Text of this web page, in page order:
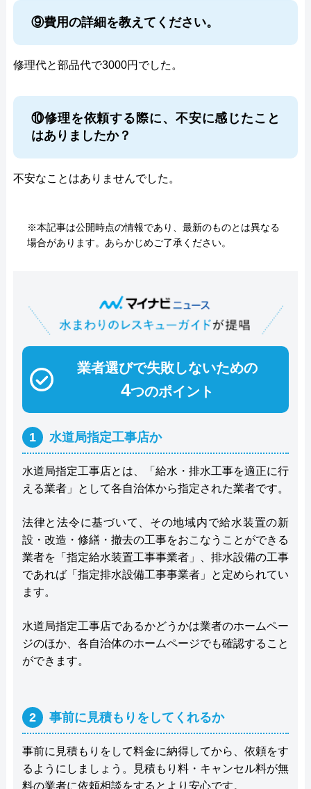
⑨費用の詳細を教えてください。
修理代と部品代で3000円でした。
⑩修理を依頼する際に、不安に感じたこと
はありましたか？
不安なことはありませんでした。
※本記事は公開時点の情報であり、最新のものとは異なる
場合があります。あらかじめご了承ください。
業者選びで失敗しないための
4つのポイント
1 水道局指定工事店か
水道局指定工事店とは、「給水・排水工事を適正に行
える業者」として各自治体から指定された業者です。
法律と法令に基づいて、その地域内で給水装置の新
設・改造・修繕・撤去の工事をおこなうことができる
業者を「指定給水装置工事事業者」、排水設備の工事
であれば「指定排水設備工事事業者」と定められてい
ます。
水道局指定工事店であるかどうかは業者のホームペー
ジのほか、各自治体のホームページでも確認すること
ができます。
2 事前に見積もりをしてくれるか
事前に見積もりをして料金に納得してから、依頼をす
るようにしましょう。見積もり料・キャンセル料が無
料の業者に依頼相談をするとより安心です。